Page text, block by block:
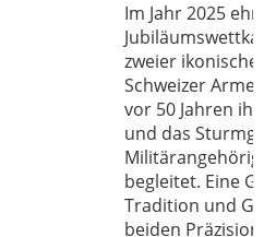
Im Jahr 2025
zweier
Schweizer
vor 50 Jahren
und das
begleitet. Eine
Tradition und
beiden